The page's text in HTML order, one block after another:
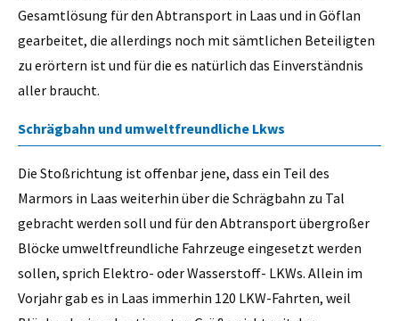
Gesamtlösung für den Abtransport in Laas und in Göflan
gearbeitet, die allerdings noch mit sämtlichen Beteiligten
zu erörtern ist und für die es natürlich das Einverständnis
aller braucht.
Schrägbahn und umweltfreundliche Lkws
Die Stoßrichtung ist offenbar jene, dass ein Teil des
Marmors in Laas weiterhin über die Schrägbahn zu Tal
gebracht werden soll und für den Abtransport übergroßer
Blöcke umweltfreundliche Fahrzeuge eingesetzt werden
sollen, sprich Elektro- oder Wasserstoff- LKWs. Allein im
Vorjahr gab es in Laas immerhin 120 LKW-Fahrten, weil